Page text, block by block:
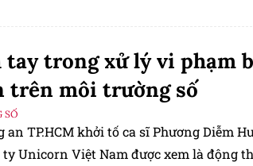
tay trong xử lý vi phạm
trên môi trường số
SỐ
an TP.HCM khởi tố ca sĩ Phương Diễm
ty Unicorn Việt Nam được xem là động